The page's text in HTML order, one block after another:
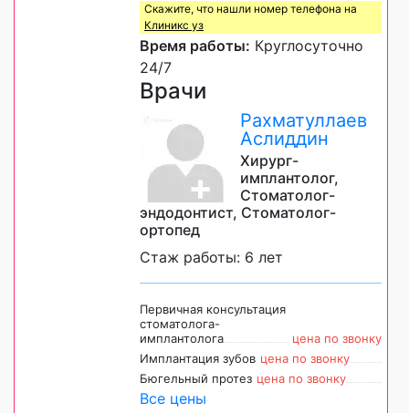
Скажите, что нашли номер телефона на
Клиникс уз
Время работы: Круглосуточно
24/7
Врачи
Рахматуллаев
Аслиддин
Хирург-
имплантолог,
Стоматолог-
эндодонтист, Стоматолог-
ортопед
Стаж работы: 6 лет
Первичная консультация
стоматолога-
имплантолога
цена по звонку
Имплантация зубов цена по звонку
Бюгельный протез цена по звонку
Все цены